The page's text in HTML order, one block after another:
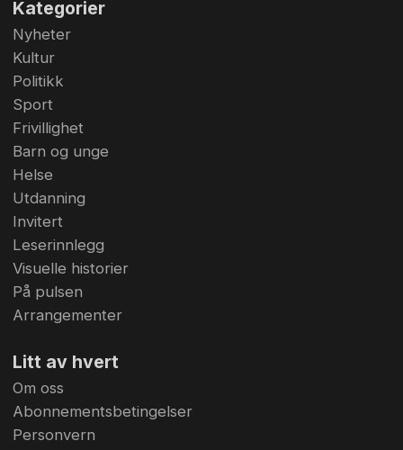
Kategorier
Nyheter
Kultur
Politikk
Sport
Frivillighet
Barn og unge
Helse
Utdanning
Invitert
Leserinnlegg
Visuelle historier
På pulsen
Arrangementer
Litt av hvert
Om oss
Abonnementsbetingelser
Personvern